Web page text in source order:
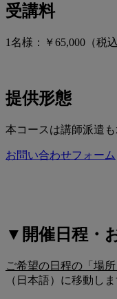
受講料
1名様：￥65,000（税込
提供形態
本コースは講師派遣も
お問い合わせフォーム
▼開催日程・
ご希望の日程の「場
（日本語）に移動しま